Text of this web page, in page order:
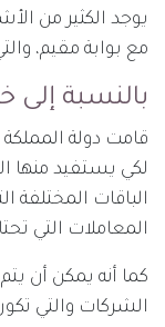
يوجد الكثير من
مع بوابة مقيم،
بالنسبة
قامت دولة
لكي يستفيد منها
الباقات المختلفة
المعاملات التي
كما أنه يمكن أن
الشركات والتي